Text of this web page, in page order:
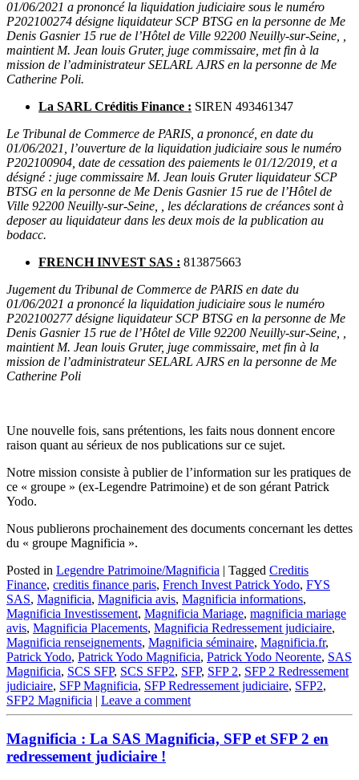
01/06/2021 a prononcé la liquidation judiciaire sous le numéro
P202100274 désigne liquidateur SCP BTSG en la personne de Me
Denis Gasnier 15 rue de l’Hôtel de Ville 92200 Neuilly-sur-Seine, ,
maintient M. Jean louis Gruter, juge commissaire, met fin à la
mission de l’administrateur SELARL AJRS en la personne de Me
Catherine Poli.
La SARL Créditis Finance : SIREN 493461347
Le Tribunal de Commerce de PARIS, a prononcé, en date du
01/06/2021, l’ouverture de la liquidation judiciaire sous le numéro
P202100904, date de cessation des paiements le 01/12/2019, et a
désigné : juge commissaire M. Jean louis Gruter liquidateur SCP
BTSG en la personne de Me Denis Gasnier 15 rue de l’Hôtel de
Ville 92200 Neuilly-sur-Seine, , les déclarations de créances sont à
deposer au liquidateur dans les deux mois de la publication au
bodacc.
FRENCH INVEST SAS : 813875663
Jugement du Tribunal de Commerce de PARIS en date du
01/06/2021 a prononcé la liquidation judiciaire sous le numéro
P202100277 désigne liquidateur SCP BTSG en la personne de Me
Denis Gasnier 15 rue de l’Hôtel de Ville 92200 Neuilly-sur-Seine, ,
maintient M. Jean louis Gruter, juge commissaire, met fin à la
mission de l’administrateur SELARL AJRS en la personne de Me
Catherine Poli
Une nouvelle fois, sans prétentions, les faits nous donnent encore
raison quant au sérieux de nos publications sur ce sujet.
Notre mission consiste à publier de l’information sur les pratiques de
ce « groupe » (ex-Legendre Patrimoine) et de son gérant Patrick
Yodo.
Nous publierons prochainement des documents concernant les dettes
du « groupe Magnificia ».
Posted in Legendre Patrimoine/Magnificia | Tagged Creditis
Finance, creditis finance paris, French Invest Patrick Yodo, FYS
SAS, Magnificia, Magnificia avis, Magnificia informations,
Magnificia Investissement, Magnificia Mariage, magnificia mariage
avis, Magnificia Placements, Magnificia Redressement judiciaire,
Magnificia renseignements, Magnificia séminaire, Magnificia.fr,
Patrick Yodo, Patrick Yodo Magnificia, Patrick Yodo Neorente, SAS
Magnificia, SCS SFP, SCS SFP2, SFP, SFP 2, SFP 2 Redressement
judiciaire, SFP Magnificia, SFP Redressement judiciaire, SFP2,
SFP2 Magnificia | Leave a comment
Magnificia : La SAS Magnificia, SFP et SFP 2 en
redressement judiciaire !